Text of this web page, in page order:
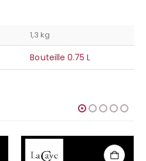
1,3 kg
Bouteille 0.75 L